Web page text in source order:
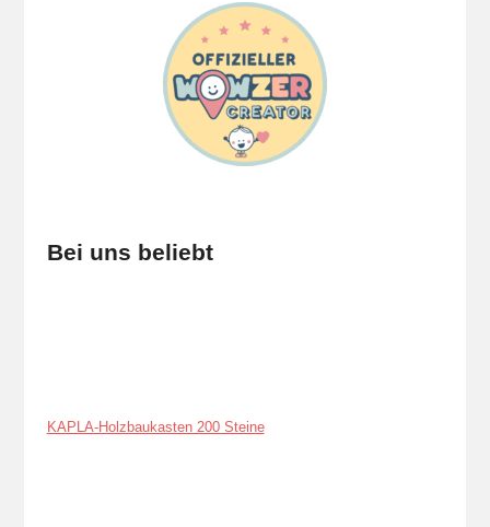
Bei uns beliebt
KAPLA-Holzbaukasten 200 Steine